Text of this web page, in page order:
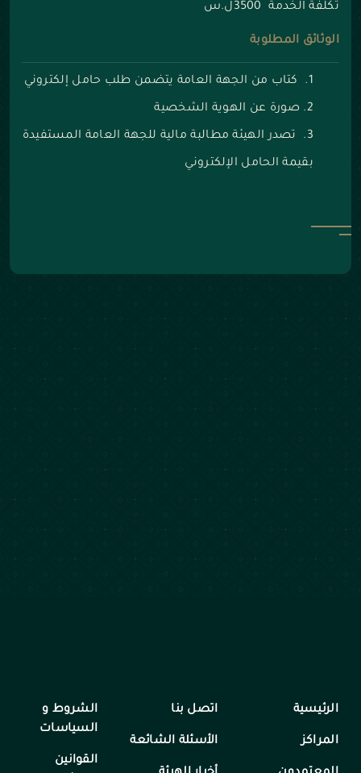
تكلفة الخدمة 3500ل.س
الوثائق المطلوبة
كتاب من الجهة العامة يتضمن طلب حامل إلكتروني
صورة عن الهوية الشخصية
تصدر الهيئة مطالبة مالية للجهة العامة المستفيدة
بقيمة الحامل الإلكتروني
الرئيسية
المراكز
اتصل بنا
الأسئلة الشائعة
الشروط و
السياسات
القوانين